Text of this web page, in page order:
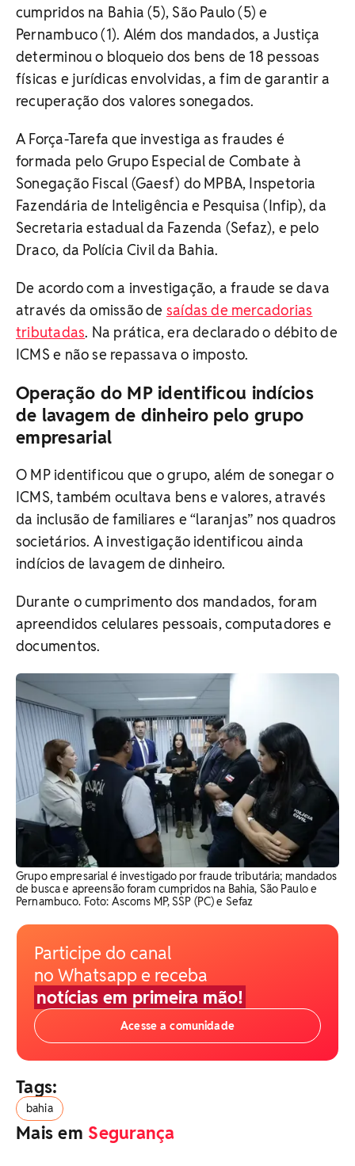
cumpridos na Bahia (5), São Paulo (5) e
Pernambuco (1). Além dos mandados, a Justiça
determinou o bloqueio dos bens de 18 pessoas
físicas e jurídicas envolvidas, a fim de garantir a
recuperação dos valores sonegados.
A Força-Tarefa que investiga as fraudes é
formada pelo Grupo Especial de Combate à
Sonegação Fiscal (Gaesf) do MPBA, Inspetoria
Fazendária de Inteligência e Pesquisa (Infip), da
Secretaria estadual da Fazenda (Sefaz), e pelo
Draco, da Polícia Civil da Bahia.
De acordo com a investigação, a fraude se dava
através da omissão de saídas de mercadorias
tributadas. Na prática, era declarado o débito de
ICMS e não se repassava o imposto.
Operação do MP identificou indícios
de lavagem de dinheiro pelo grupo
empresarial
O MP identificou que o grupo, além de sonegar o
ICMS, também ocultava bens e valores, através
da inclusão de familiares e “laranjas” nos quadros
societários. A investigação identificou ainda
indícios de lavagem de dinheiro.
Durante o cumprimento dos mandados, foram
apreendidos celulares pessoais, computadores e
documentos.
Grupo empresarial é investigado por fraude tributária; mandados
de busca e apreensão foram cumpridos na Bahia, São Paulo e
Pernambuco. Foto: Ascoms MP, SSP (PC) e Sefaz
Participe do canal
no Whatsapp e receba
notícias em primeira mão!
Acesse a comunidade
Tags:
bahia
Mais em Segurança